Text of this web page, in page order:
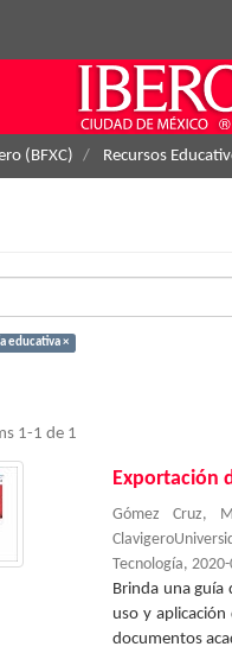
(BFXC) Recursos
educativa ×
1-1 de 1
Exportación
Gómez Cruz,
Tecnología,
Brinda una
uso y
documentos